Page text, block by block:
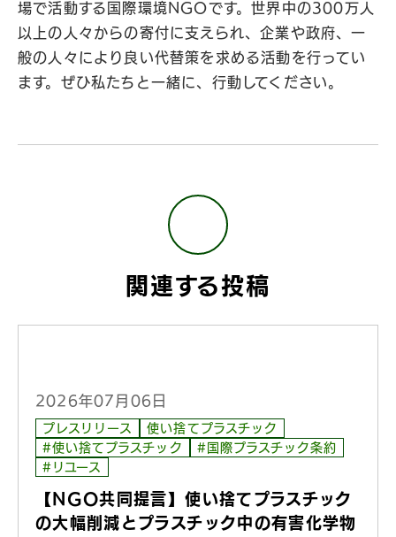
場で活動する国際環境NGOです。世界中の300万人
以上の人々からの寄付に支えられ、企業や政府、一
般の人々により良い代替策を求める活動を行ってい
ます。ぜひ私たちと一緒に、行動してください。
関連する投稿
2026年07月06日
プレスリリース
使い捨てプラスチック
#使い捨てプラスチック
#国際プラスチック条約
#リユース
【NGO共同提言】使い捨てプラスチック
の大幅削減とプラスチック中の有害化学物